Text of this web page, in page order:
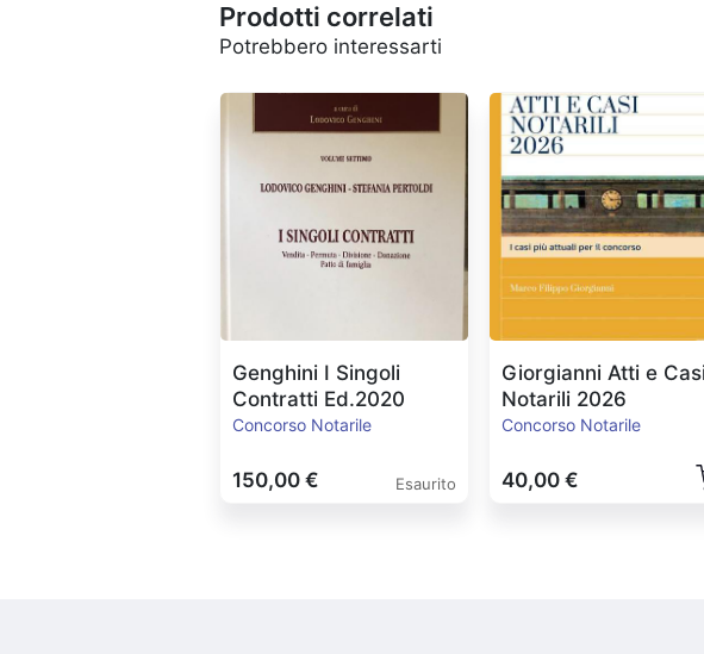
Prodotti correlati
Potrebbero interessarti
Genghini I Singoli
Contratti Ed.2020
Concorso Notarile
150,00 € Esaurito
Giorgianni Atti e
Notarili 2026
Concorso Notarile
40,00 €